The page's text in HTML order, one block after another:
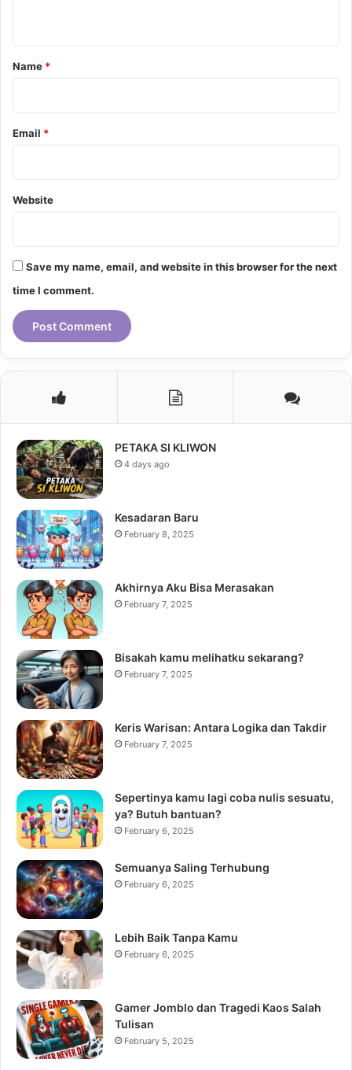
*
Name *
Email *
Website
Save my name, email, and website in this browser for the next
time I comment.
PETAKA SI KLIWON
4 days ago
Kesadaran Baru
February 8, 2025
Akhirnya Aku Bisa Merasakan
February 7, 2025
Bisakah kamu melihatku sekarang?
February 7, 2025
Keris Warisan: Antara Logika dan Takdir
February 7, 2025
Sepertinya kamu lagi coba nulis sesuatu,
ya? Butuh bantuan?
February 6, 2025
Semuanya Saling Terhubung
February 6, 2025
Lebih Baik Tanpa Kamu
February 6, 2025
Gamer Jomblo dan Tragedi Kaos Salah
Tulisan
February 5, 2025